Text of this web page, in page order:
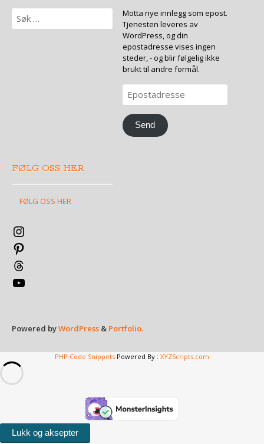
Søk
etter:
Motta nye innlegg som epost.
Tjenesten leveres av
WordPress, og din
epostadresse vises ingen
steder, - og blir følgelig ikke
brukt til andre formål.
Epostadresse
Send
FØLG OSS HER
FØLG OSS HER
Powered byWordPress & Portfolio.
PHP Code Snippets Powered By : XYZScripts.com